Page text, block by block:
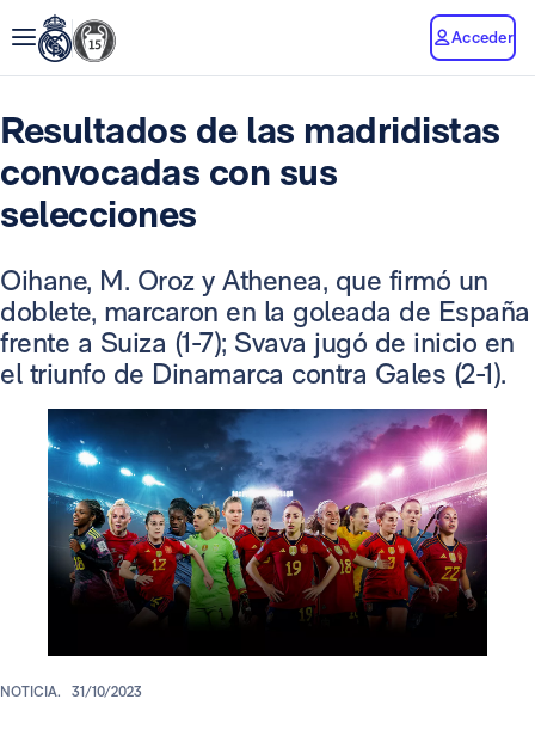
Acceder
Resultados de las madridistas
convocadas con sus
selecciones
Oihane, M. Oroz y Athenea, que firmó un
doblete, marcaron en la goleada de España
frente a Suiza (1-7); Svava jugó de inicio en
el triunfo de Dinamarca contra Gales (2-1).
NOTICIA. 31/10/2023